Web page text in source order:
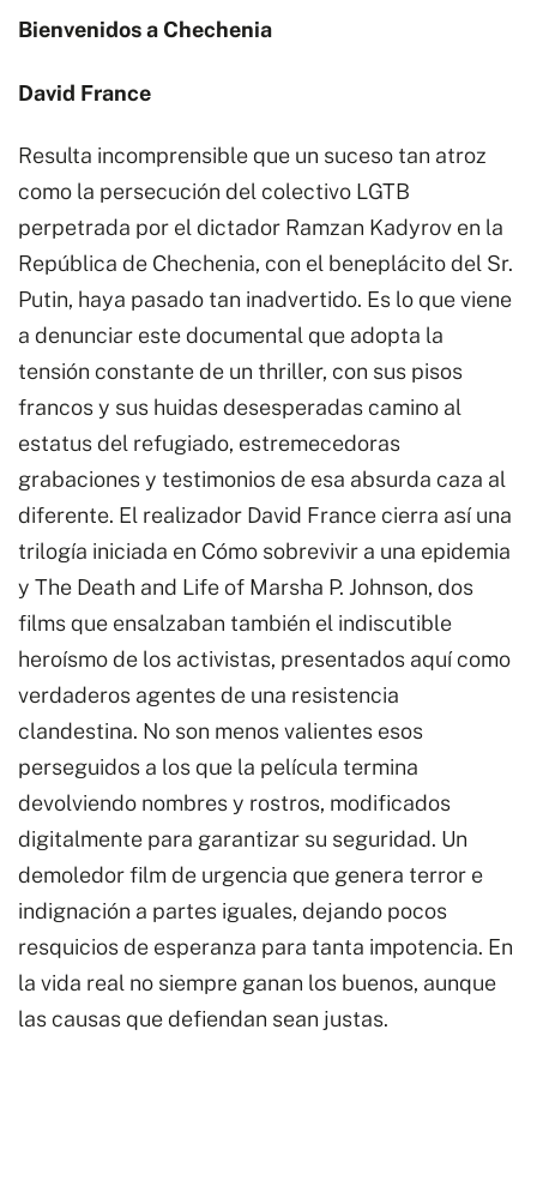
Bienvenidos a Chechenia
David France
Resulta incomprensible que un suceso tan atroz
como la persecución del colectivo LGTB
perpetrada por el dictador Ramzan Kadyrov en la
República de Chechenia, con el beneplácito del Sr.
Putin, haya pasado tan inadvertido. Es lo que viene
a denunciar este documental que adopta la
tensión constante de un thriller, con sus pisos
francos y sus huidas desesperadas camino al
estatus del refugiado, estremecedoras
grabaciones y testimonios de esa absurda caza al
diferente. El realizador David France cierra así una
trilogía iniciada en Cómo sobrevivir a una epidemia
y The Death and Life of Marsha P. Johnson, dos
films que ensalzaban también el indiscutible
heroísmo de los activistas, presentados aquí como
verdaderos agentes de una resistencia
clandestina. No son menos valientes esos
perseguidos a los que la película termina
devolviendo nombres y rostros, modificados
digitalmente para garantizar su seguridad. Un
demoledor film de urgencia que genera terror e
indignación a partes iguales, dejando pocos
resquicios de esperanza para tanta impotencia. En
la vida real no siempre ganan los buenos, aunque
las causas que defiendan sean justas.